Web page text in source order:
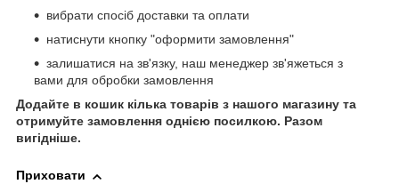
вибрати спосіб доставки та оплати
натиснути кнопку "оформити замовлення"
залишатися на зв'язку, наш менеджер зв'яжеться з
вами для обробки замовлення
Додайте в кошик кілька товарів з нашого магазину та
отримуйте замовлення однією посилкою. Разом
вигідніше.
Приховати